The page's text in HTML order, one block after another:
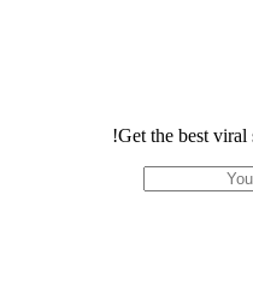
Get the best viral